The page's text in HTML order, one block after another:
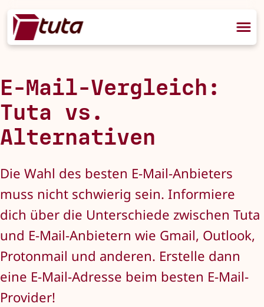
E-Mail-Vergleich:
Tuta vs.
Alternativen
Die Wahl des besten E-Mail-Anbieters
muss nicht schwierig sein. Informiere
dich über die Unterschiede zwischen Tuta
und E-Mail-Anbietern wie Gmail, Outlook,
Protonmail und anderen. Erstelle dann
eine E-Mail-Adresse beim besten E-Mail-
Provider!